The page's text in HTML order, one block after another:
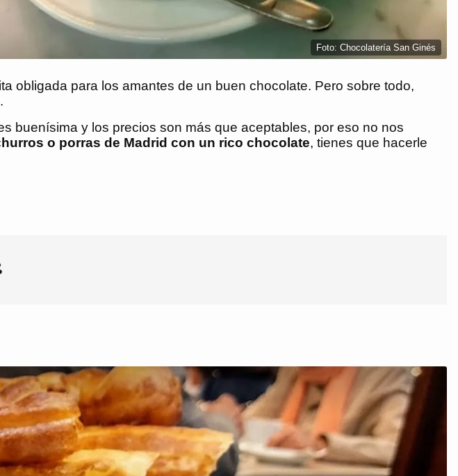
Foto: Chocolatería San Ginés
obligada para los amantes de un buen chocolate. Pero sobre todo,
.
buenísima y los precios son más que aceptables, por eso no nos
o porras de Madrid con un rico chocolate, tienes que hacerle